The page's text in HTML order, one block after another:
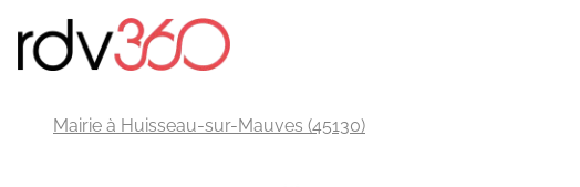
Mairie à Huisseau-sur-Mauves (45130)